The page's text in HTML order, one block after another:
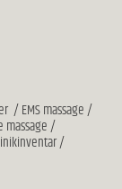
/EMS massage/
massage/
/